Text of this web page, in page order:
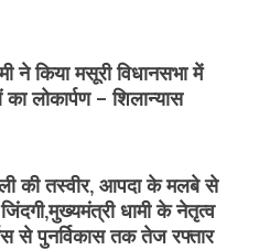
ने किया मसूरी विधानसभा में
लोकार्पण – शिलान्यास
की तस्वीर, आपदा के मलबे से
धामी के नेतृत्व
से पुनर्विकास तक तेज रफ्तार